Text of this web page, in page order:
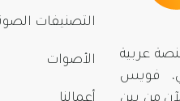
عربية
فويس
التصنيفات
الأصوات